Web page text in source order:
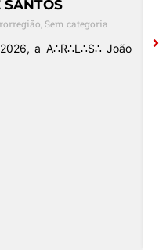
SANTOS
, Sem categoria
a A∴R∴L∴S∴ João